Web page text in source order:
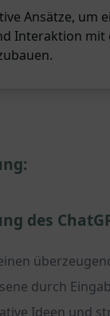
Ansätze, um
Interaktion mit
des
durch
Ideen und